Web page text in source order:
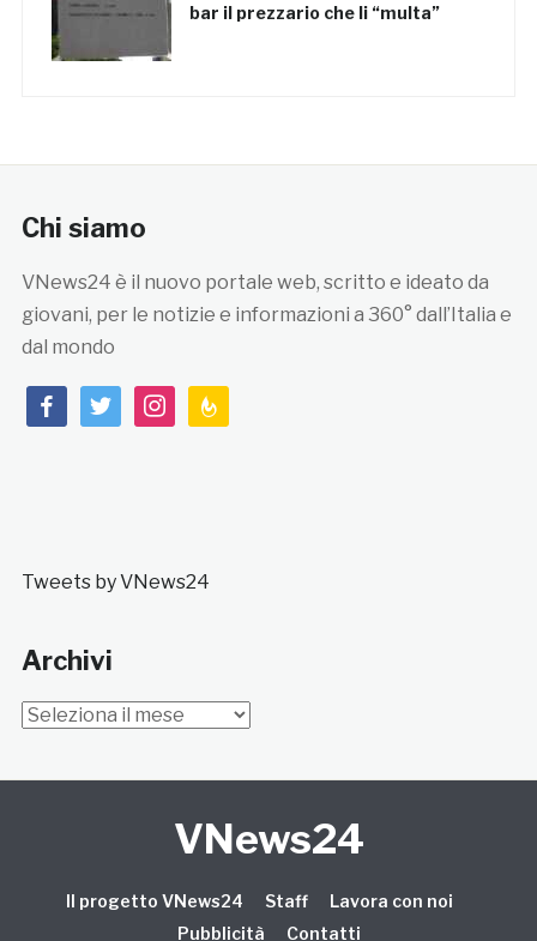
bar il prezzario che li “multa”
Chi siamo
VNews24 è il nuovo portale web, scritto e ideato da
giovani, per le notizie e informazioni a 360° dall’Italia e
dal mondo
facebooktwitterinstagramfeedburner
Tweets by VNews24
Archivi
Archivi
VNews24
Il progetto VNews24 Staff
Lavora con noi
Pubblicità
Contatti